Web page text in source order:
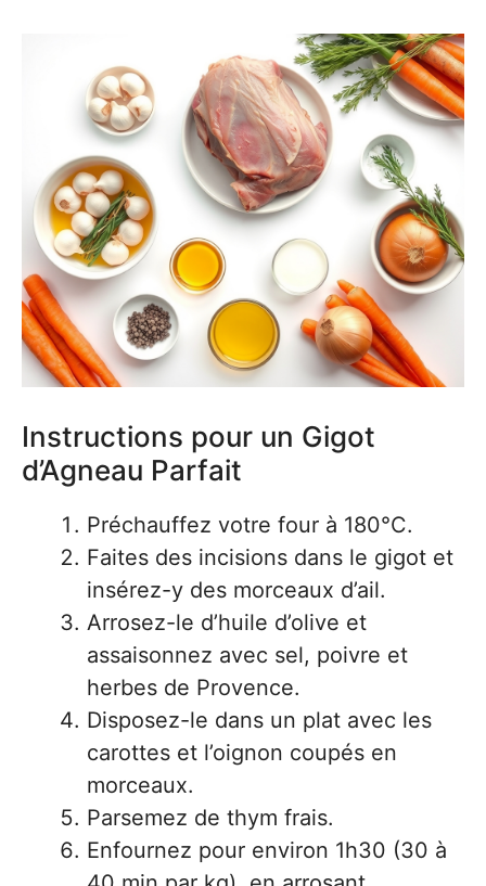
Instructions pour un Gigot
d’Agneau Parfait
Préchauffez votre four à 180°C.
Faites des incisions dans le gigot et
insérez-y des morceaux d’ail.
Arrosez-le d’huile d’olive et
assaisonnez avec sel, poivre et
herbes de Provence.
Disposez-le dans un plat avec les
carottes et l’oignon coupés en
morceaux.
Parsemez de thym frais.
Enfournez pour environ 1h30 (30 à